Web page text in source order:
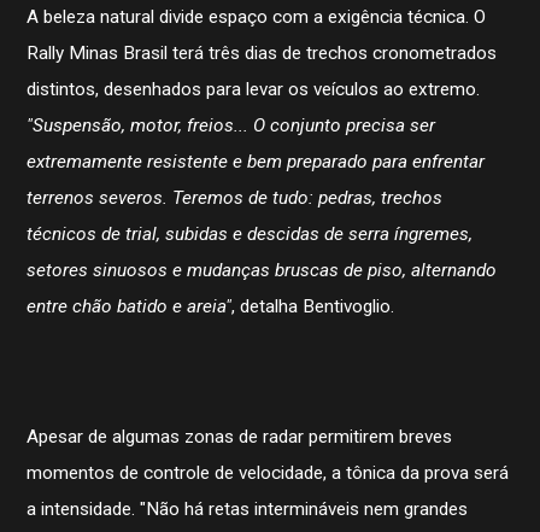
A beleza natural divide espaço com a exigência técnica. O
Rally Minas Brasil terá três dias de trechos cronometrados
distintos, desenhados para levar os veículos ao extremo.
"Suspensão, motor, freios... O conjunto precisa ser
extremamente resistente e bem preparado para enfrentar
terrenos severos. Teremos de tudo: pedras, trechos
técnicos de trial, subidas e descidas de serra íngremes,
setores sinuosos e mudanças bruscas de piso, alternando
entre chão batido e areia", detalha Bentivoglio.
Apesar de algumas zonas de radar permitirem breves
momentos de controle de velocidade, a tônica da prova será
a intensidade. "Não há retas intermináveis nem grandes